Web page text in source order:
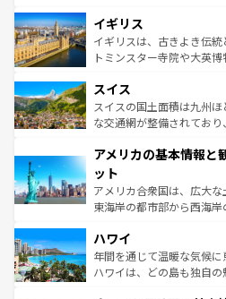
香り高いラベンダー畑など
らに、パリ以外の地域に
も豊かな歴史と文化が息づ
を参照してほしい。
顔を持つこの国は、どこを
ルリンの文化的活気、バ
してライン川沿いのワイ
は、お酒好きな人にはぜひ体験し
ドイツ情報はコンテンツ一
イギリス
イギリスは、古きよき伝
トミンスター寺院や大英
リアごとに異なる魅力があ
ティー、ビール好きには
戦など、本場だからこそ
ンツ一覧を参照してほしい
スイス
スイスの国土面積は九州
な交通網が整備されてお
の建物がそのまま残る町や
博物館もあり、アルプス観
ことができる。国民の所得
者向けの交通パス提供の
着のスイス情報は
アメリカの基本情報と
ット
アメリカ合衆国は、広大な
東海岸の都市部から西海
のような巨大都市は、観光
ンメントが詰まった刺激
西部には大自然が広がり
ハワイ
年間を通じて温暖な気候
ハワイは、どの島も独自